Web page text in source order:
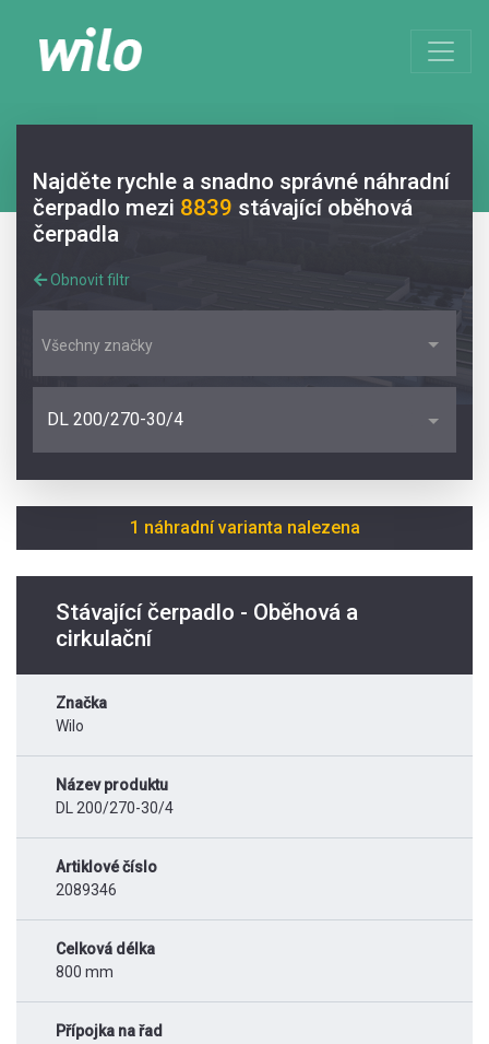
Najděte rychle a snadno správné náhradní
čerpadlo mezi 8839 stávající oběhová
čerpadla
Obnovit filtr
Všechny značky
DL 200/270-30/4
1 náhradní varianta nalezena
Stávající čerpadlo - Oběhová a
cirkulační
Značka
Wilo
Název produktu
DL 200/270-30/4
Artiklové číslo
2089346
Celková délka
800 mm
Přípojka na řad